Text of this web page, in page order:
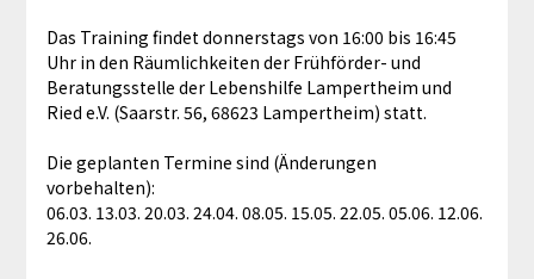
Das Training findet donnerstags von 16:00 bis 16:45
Uhr in den Räumlichkeiten der Frühförder- und
Beratungsstelle der Lebenshilfe Lampertheim und
Ried e.V. (Saarstr. 56, 68623 Lampertheim) statt.
Die geplanten Termine sind (Änderungen
vorbehalten):
06.03. 13.03. 20.03. 24.04. 08.05. 15.05. 22.05. 05.06. 12.06.
26.06.